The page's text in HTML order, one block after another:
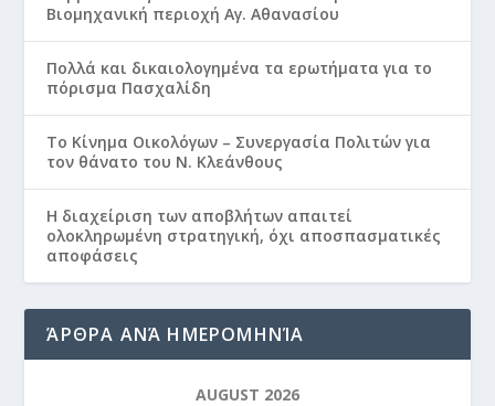
Βιομηχανική περιοχή Αγ. Αθανασίου
Πολλά και δικαιολογημένα τα ερωτήματα για το
πόρισμα Πασχαλίδη
Το Κίνημα Οικολόγων – Συνεργασία Πολιτών για
τον θάνατο του Ν. Κλεάνθους
Η διαχείριση των αποβλήτων απαιτεί
ολοκληρωμένη στρατηγική, όχι αποσπασματικές
αποφάσεις
ΆΡΘΡΑ ΑΝΆ ΗΜΕΡΟΜΗΝΊΑ
AUGUST 2026